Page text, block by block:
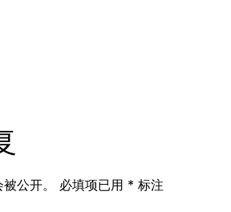
公开。 必填项已用 * 标注